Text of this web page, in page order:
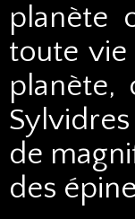
planète
toute
planète,
de
des